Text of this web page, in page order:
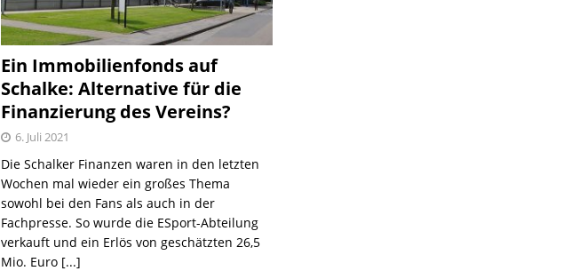
Ein Immobilienfonds auf
Schalke: Alternative für die
Finanzierung des Vereins?
6. Juli 2021
Die Schalker Finanzen waren in den letzten
Wochen mal wieder ein großes Thema
sowohl bei den Fans als auch in der
Fachpresse. So wurde die ESport-Abteilung
verkauft und ein Erlös von geschätzten 26,5
Mio. Euro [...]